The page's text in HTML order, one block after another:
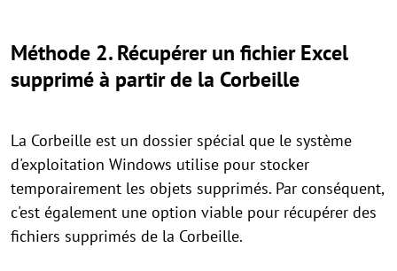
Méthode 2. Récupérer un fichier Excel
supprimé à partir de la Corbeille
La Corbeille est un dossier spécial que le système
d'exploitation Windows utilise pour stocker
temporairement les objets supprimés. Par conséquent,
c'est également une option viable pour récupérer des
fichiers supprimés de la Corbeille.